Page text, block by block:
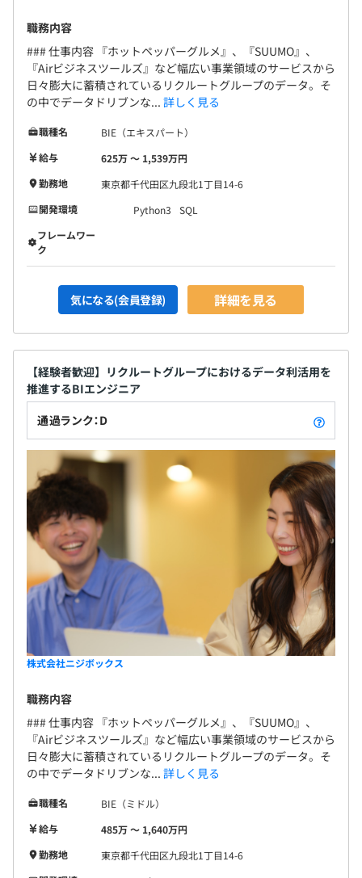
職務内容
### 仕事内容 『ホットペッパーグルメ』、『SUUMO』、
『Airビジネスツールズ』など幅広い事業領域のサービスから
日々膨大に蓄積されているリクルートグループのデータ。そ
の中でデータドリブンな... 詳しく見る
職種名
BIE（エキスパート）
給与
625万 〜 1,539万円
勤務地
東京都千代田区九段北1丁目14-6
開発環境
Python3
SQL
フレームワー
ク
気になる(会員登録) 詳細を見る
【経験者歓迎】リクルートグループにおけるデータ利活用を
推進するBIエンジニア
通過ランク：D
株式会社ニジボックス
職務内容
### 仕事内容 『ホットペッパーグルメ』、『SUUMO』、
『Airビジネスツールズ』など幅広い事業領域のサービスから
日々膨大に蓄積されているリクルートグループのデータ。そ
の中でデータドリブンな... 詳しく見る
職種名
BIE（ミドル）
給与
485万 〜 1,640万円
勤務地
東京都千代田区九段北1丁目14-6